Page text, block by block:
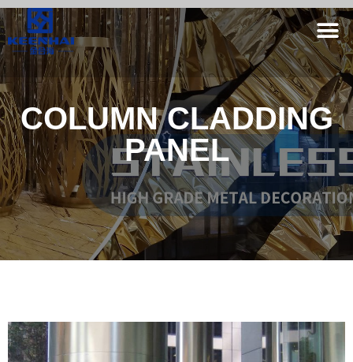
COLUMN CLADDING
PANEL